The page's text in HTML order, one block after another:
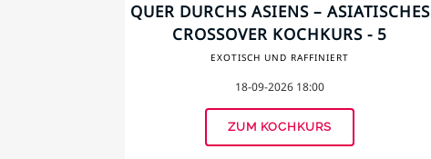
QUER DURCHS ASIENS – ASIATISCHES
CROSSOVER KOCHKURS - 5
EXOTISCH UND RAFFINIERT
18-09-2026 18:00
ZUM KOCHKURS